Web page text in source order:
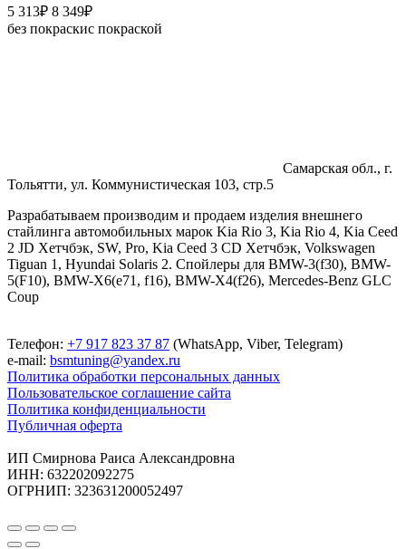
5 313₽ 8 349₽Диапазон
цен:
без покраскис покраской
Самарская обл., г.
Тольятти, ул. Коммунистическая 103, стр.5
Разрабатываем производим и продаем изделия внешнего
стайлинга автомобильных марок Kia Rio 3, Kia Rio 4, Kia Ceed
2 JD Хетчбэк, SW, Pro, Kia Ceed 3 CD Хетчбэк, Volkswagen
Tiguan 1, Hyundai Solaris 2. Спойлеры для BMW-3(f30), BMW-
5(F10), BMW-X6(e71, f16), BMW-X4(f26), Mercedes-Benz GLC
Coup
Телефон: +7 917 823 37 87 (WhatsApp, Viber, Telegram)
e-mail: bsmtuning@yandex.ru
Политика обработки персональных данных
Пользовательское соглашение сайта
Политика конфиденциальности
Публичная оферта
ИП Смирнова Раиса Александровна
ИНН: 632202092275
ОГРНИП: 323631200052497